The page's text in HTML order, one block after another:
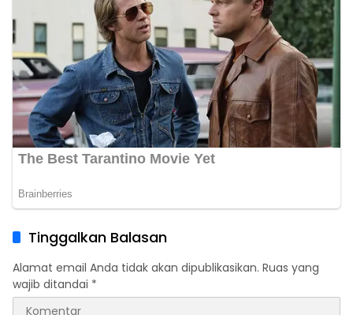
Tinggalkan Balasan
Alamat email Anda tidak akan dipublikasikan. Ruas yang
wajib ditandai *